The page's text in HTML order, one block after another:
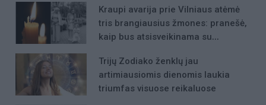
Kraupi avarija prie Vilniaus atėmė
tris brangiausius žmones: pranešė,
kaip bus atsisveikinama su
Trijų Zodiako ženklų jau
artimiausiomis dienomis laukia
triumfas visuose reikaluose